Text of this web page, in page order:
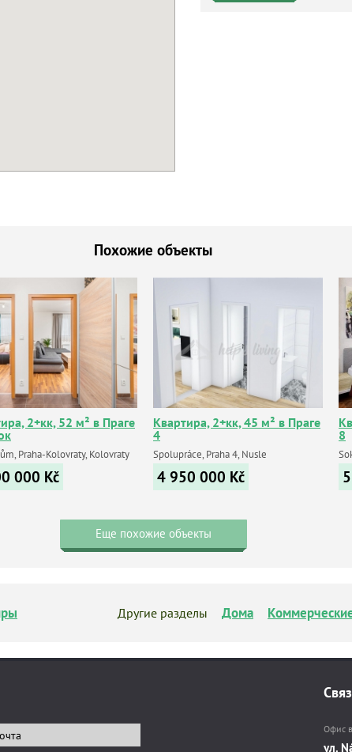
Похожие объекты
2+кк, 52 м² в Праге
Praha-Kolovraty, Kolovraty
000 Kč
Квартира, 2+кк, 45 м² в Праге
4
Spolupráce, Praha 4, Nusle
4 950 000 Kč
8
Еще похожие объекты
Другие разделы Дома
Офис
ул.